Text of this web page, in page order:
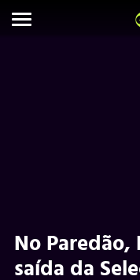
No
saída da